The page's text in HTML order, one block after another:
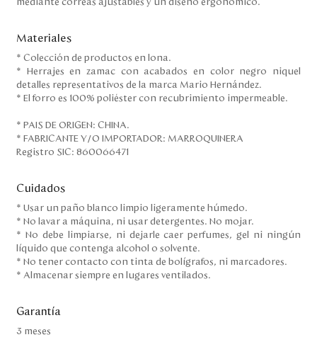
mediante correas ajustables y un diseño ergonómico.
Materiales
* Colección de productos en lona.
* Herrajes en zamac con acabados en color negro niquel
detalles representativos de la marca Mario Hernández.
* El forro es 100% poliéster con recubrimiento impermeable.
* PAIS DE ORIGEN: CHINA.
* FABRICANTE Y/O IMPORTADOR: MARROQUINERA
Registro SIC: 860066471
Cuidados
* Usar un paño blanco limpio ligeramente húmedo.
* No lavar a máquina, ni usar detergentes. No mojar.
* No debe limpiarse, ni dejarle caer perfumes, gel ni ningún
líquido que contenga alcohol o solvente.
* No tener contacto con tinta de bolígrafos, ni marcadores.
* Almacenar siempre en lugares ventilados.
Garantía
3 meses